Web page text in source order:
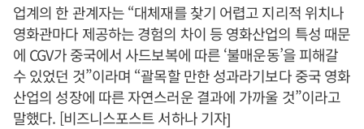
업계의 한 관계자는 “대체재를 찾기 어렵고 지리적 위치나
영화관마다 제공하는 경험의 차이 등 영화산업의 특성 때문
에 CGV가 중국에서 사드보복에 따른 ‘불매운동’을 피해갈
수 있었던 것”이라며 “괄목할 만한 성과라기보다 중국 영화
산업의 성장에 따른 자연스러운 결과에 가까울 것”이라고
말했다. [비즈니스포스트 서하나 기자]